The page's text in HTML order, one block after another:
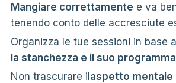
Mangiare correttamente e va
tenendo conto delle accresciute
Organizza le tue sessioni in base
la stanchezza e il suo
Non trascurare ilaspetto mentale